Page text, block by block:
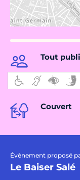
Tout
Couvert
Évènement proposé
Le Baiser Salé